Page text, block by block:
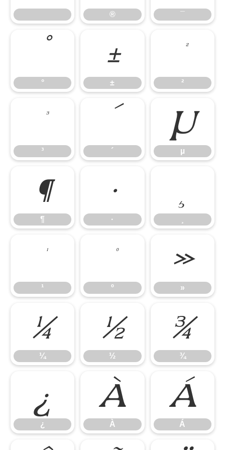
® ¯
°
±
± ²
³ ´
µ
µ
¶
¶
·
·
¸
¹ º
»
»
¼
¼
½
½
¾
¾
¿
¿
À
À
Á
Á